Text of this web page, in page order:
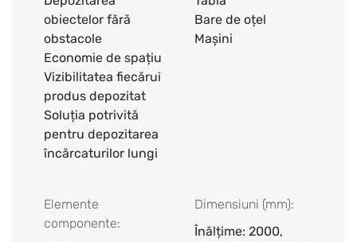
obiectelor fără
obstacole
Economie de spațiu
Vizibilitatea fiecărui
produs depozitat
Soluția potrivită
pentru depozitarea
încărcaturilor lungi
Bare de oțel
Mașini
Elemente
componente:
Dimensiuni (mm):
Înălțime: 2000,